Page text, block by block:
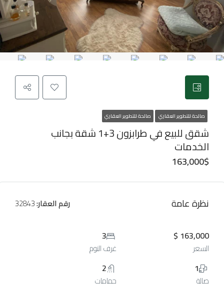
صالحة للتطوير العقاري صالحة للتطوير العقاري
شقق للبيع في طرابزون 3+1 شقة بجانب
الخدمات
163,000$
نظرة عامة رقم العقار:
163,000 $
السعر
3
غرف النوم
1
صالة
2
حمامات